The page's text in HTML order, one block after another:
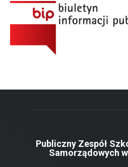
Publiczny Zespół
Samorządowych